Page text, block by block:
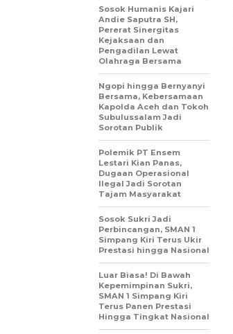
Sosok Humanis Kajari
Andie Saputra SH,
Pererat Sinergitas
Kejaksaan dan
Pengadilan Lewat
Olahraga Bersama
Ngopi hingga Bernyanyi
Bersama, Kebersamaan
Kapolda Aceh dan Tokoh
Subulussalam Jadi
Sorotan Publik
Polemik PT Ensem
Lestari Kian Panas,
Dugaan Operasional
Ilegal Jadi Sorotan
Tajam Masyarakat
Sosok Sukri Jadi
Perbincangan, SMAN 1
Simpang Kiri Terus Ukir
Prestasi hingga Nasional
Luar Biasa! Di Bawah
Kepemimpinan Sukri,
SMAN 1 Simpang Kiri
Terus Panen Prestasi
Hingga Tingkat Nasional